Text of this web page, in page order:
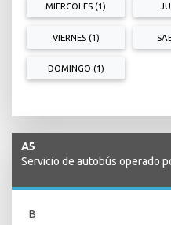
MIERCOLES (1)
VIERNES (1)
DOMINGO (1)
A5
Servicio de autobús operado
B